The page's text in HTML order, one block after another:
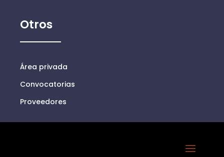
Otros
Área privada
Convocatorias
Proveedores